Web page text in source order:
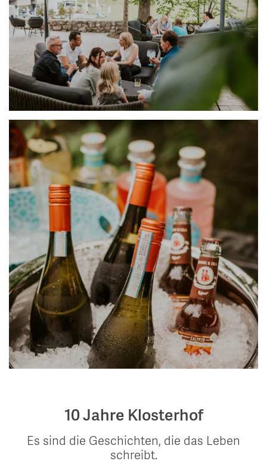
10 Jahre Klosterhof
Es sind die Geschichten, die das Leben
schreibt.